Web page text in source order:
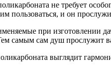
не требует
пользоваться, и он
при изготовлении
самым сам душ прослужит
выглядит